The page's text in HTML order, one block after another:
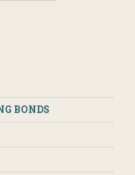
BONDS